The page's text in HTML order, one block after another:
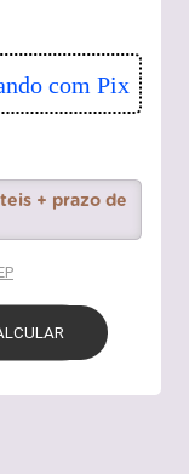
com Pix
+ prazo de